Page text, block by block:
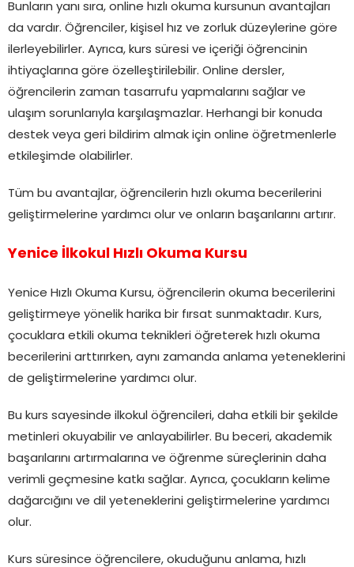
Bunların yanı sıra, online hızlı okuma kursunun avantajları
da vardır. Öğrenciler, kişisel hız ve zorluk düzeylerine göre
ilerleyebilirler. Ayrıca, kurs süresi ve içeriği öğrencinin
ihtiyaçlarına göre özelleştirilebilir. Online dersler,
öğrencilerin zaman tasarrufu yapmalarını sağlar ve
ulaşım sorunlarıyla karşılaşmazlar. Herhangi bir konuda
destek veya geri bildirim almak için online öğretmenlerle
etkileşimde olabilirler.
Tüm bu avantajlar, öğrencilerin hızlı okuma becerilerini
geliştirmelerine yardımcı olur ve onların başarılarını artırır.
Yenice İlkokul Hızlı Okuma Kursu
Yenice Hızlı Okuma Kursu, öğrencilerin okuma becerilerini
geliştirmeye yönelik harika bir fırsat sunmaktadır. Kurs,
çocuklara etkili okuma teknikleri öğreterek hızlı okuma
becerilerini arttırırken, aynı zamanda anlama yeteneklerini
de geliştirmelerine yardımcı olur.
Bu kurs sayesinde ilkokul öğrencileri, daha etkili bir şekilde
metinleri okuyabilir ve anlayabilirler. Bu beceri, akademik
başarılarını artırmalarına ve öğrenme süreçlerinin daha
verimli geçmesine katkı sağlar. Ayrıca, çocukların kelime
dağarcığını ve dil yeteneklerini geliştirmelerine yardımcı
olur.
Kurs süresince öğrencilere, okuduğunu anlama, hızlı